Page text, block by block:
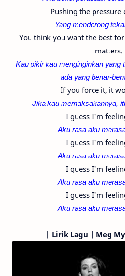
Pushing the pressure
Yang mendorong
You think you want the best
matters.
Kau pikir kau menginginkan yang
ada yang benar-
If you force it, it
Jika kau memaksakannya,
I guess I'm
Aku rasa aku
I guess I'm
Aku rasa aku
I guess I'm
Aku rasa aku
I guess I'm
Aku rasa aku
| Lirik Lagu | Meg